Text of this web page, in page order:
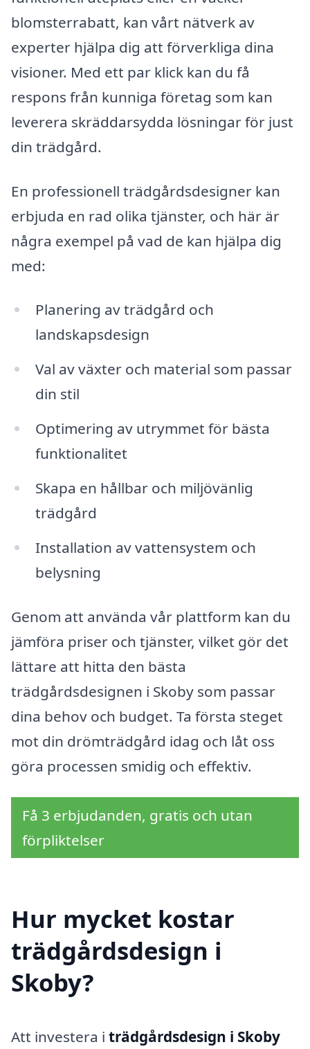
blomsterrabatt, kan vårt nätverk av
experter hjälpa dig att förverkliga dina
visioner. Med ett par klick kan du få
respons från kunniga företag som kan
leverera skräddarsydda lösningar för just
din trädgård.
En professionell trädgårdsdesigner kan
erbjuda en rad olika tjänster, och här är
några exempel på vad de kan hjälpa dig
med:
Planering av trädgård och
landskapsdesign
Val av växter och material som passar
din stil
Optimering av utrymmet för bästa
funktionalitet
Skapa en hållbar och miljövänlig
trädgård
Installation av vattensystem och
belysning
Genom att använda vår plattform kan du
jämföra priser och tjänster, vilket gör det
lättare att hitta den bästa
trädgårdsdesignen i Skoby som passar
dina behov och budget. Ta första steget
mot din drömträdgård idag och låt oss
göra processen smidig och effektiv.
Få 3 erbjudanden, gratis och utan
förpliktelser
Hur mycket kostar
trädgårdsdesign i
Skoby?
Att investera i trädgårdsdesign i Skoby